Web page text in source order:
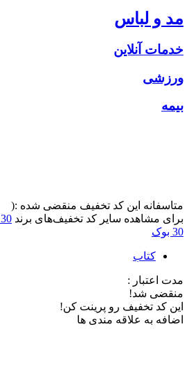
مد و لباس
خدمات آنلاین
ورزشی
بیمه
متاسفانه این کد تخفیف منقضی شده :(
برای مشاهده سایر کد تخفیف‌های برند 30 بوک
30 بوک
کتاب
مدت اعتبار :
منقضی شد!
این کد تخفیف رو پرینت کن!
اضافه به علاقه مندی ها